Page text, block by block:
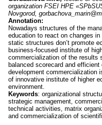
organization FSEI HPE
Novgorod,
Annotation:
Nowadays structures of the
education to react on changes
static structures don’t promote
business-focused institute of
commercialization of the results
balanced scorecard and
development commercialization
of innovative institute of higher
environment.
Keywords: organizational
strategic management,
technical activities, matrix
and commercialization of